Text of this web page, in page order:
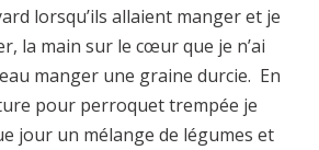
lorsqu’ils allaient manger et je
la main sur le cœur que je n’ai
manger une graine durcie. En
pour perroquet trempée je
jour un mélange de légumes et